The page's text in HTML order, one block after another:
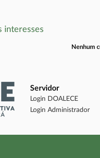
interesses
Nenhum
Servidor
Login DOALECE
Login Administrador